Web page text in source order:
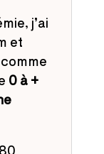
j’ai
et
0 à +